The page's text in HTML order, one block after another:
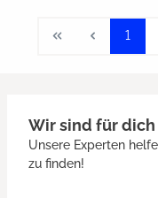
1
Wir sind für dich
Unsere Experten
zu finden!